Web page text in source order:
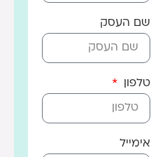
שם העסק
טלפון
אימייל